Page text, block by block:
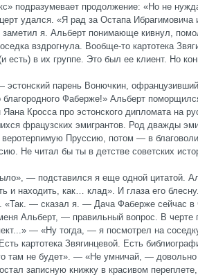
подразумевает продолжение: «Но не
удался. «Я рад за Остапа Ибрагимовича
я. Альберт понимающе кивнул,
вздрогнула. Вообще-то картотека
есть) в их группе. Это был ее клиент. Но
парень Вонючкин,
благородного Фаберже!» Альберт
Яана Кросса про эстонского дипломата на
фрацузских эмигрантов. Род дважды
Пруссию, потом — в
Не читал бы ты в детстве советских
— подставился я еще одной цитатой.
и находить, как… клад». И глаза его
«Так. — сказал я. — Дача Фаберже сейчас
Альберт, — правильный вопрос. В черте
— «Ну тогда, — я посмотрел на
картотека Звягинцевой. Есть
там не будет». — «Не умничай, —
записную книжку в красивом